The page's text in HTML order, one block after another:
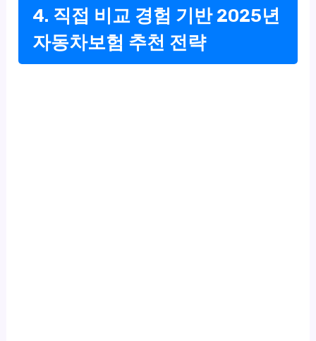
4. 직접 비교 경험 기반 2025년
자동차보험 추천 전략